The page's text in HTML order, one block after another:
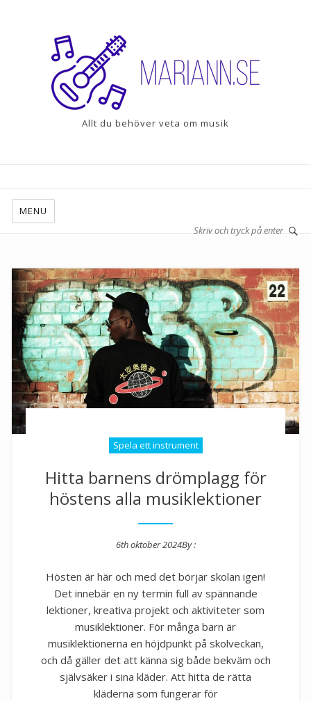
Allt du behöver veta om musik
MENU
Spela ett instrument
Hitta barnens drömplagg för
höstens alla musiklektioner
6th oktober 2024By :
Hösten är här och med det börjar skolan igen!
Det innebär en ny termin full av spännande
lektioner, kreativa projekt och aktiviteter som
musiklektioner. För många barn är
musiklektionerna en höjdpunkt på skolveckan,
och då gäller det att känna sig både bekväm och
självsäker i sina kläder. Att hitta de rätta
kläderna som fungerar för